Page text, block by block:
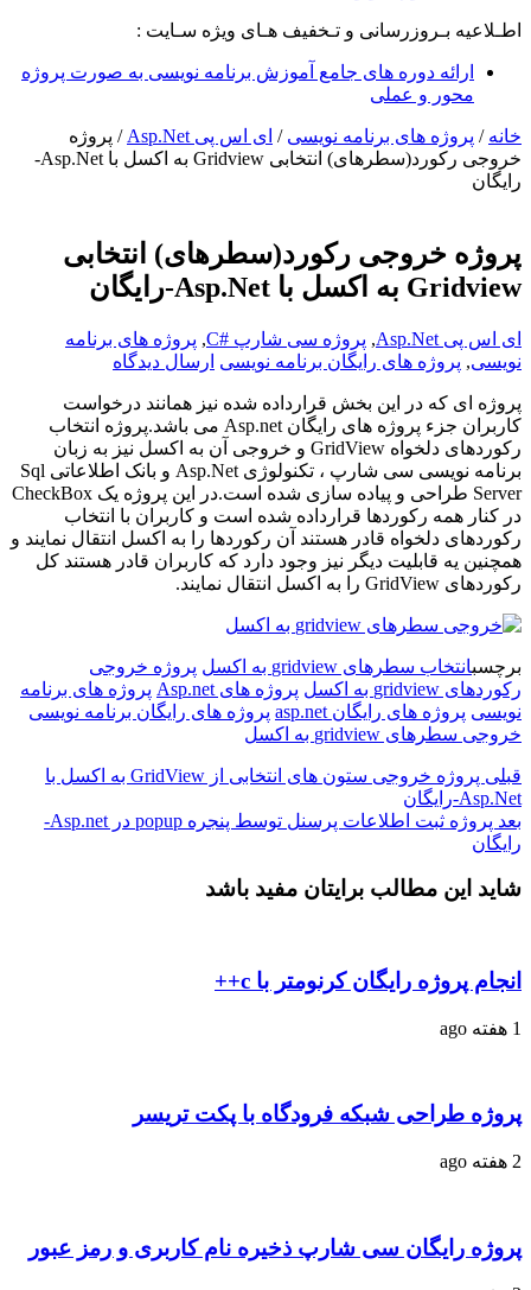
اطـلاعیه بـروزرسانی و تـخفیف هـای ویژه سـایت :
ارائه دوره های جامع آموزش برنامه نویسی به صورت پروژه
محور و عملی
خانه / پروژه های برنامه نویسی / ای اس پی Asp.Net / پروژه
خروجی رکورد(سطرهای) انتخابی Gridview به اکسل با Asp.Net-
رایگان
پروژه خروجی رکورد(سطرهای) انتخابی
Gridview به اکسل با Asp.Net-رایگان
ای اس پی Asp.Net , پروژه سی شارپ #C , پروژه های برنامه
نویسی, پروژه های رایگان برنامه نویسی ارسال دیدگاه
پروژه ای که در این بخش قرارداده شده نیز همانند درخواست
کاربران جزء پروژه های رایگان Asp.net می باشد.پروژه انتخاب
رکوردهای دلخواه GridView و خروجی آن به اکسل نیز به زبان
برنامه نویسی سی شارپ ، تکنولوژی Asp.Net و بانک اطلاعاتی Sql
Server طراحی و پیاده سازی شده است.در این پروژه یک CheckBox
در کنار همه رکوردها قرارداده شده است و کاربران با انتخاب
رکوردهای دلخواه قادر هستند آن رکوردها را به اکسل انتقال نمایند و
همچنین یه قابلیت دیگر نیز وجود دارد که کاربران قادر هستند کل
رکوردهای GridView را به اکسل انتقال نمایند.
برچسبانتخاب سطرهای gridview به اکسل
پروژه خروجی
رکوردهای gridview به اکسل
پروژه های Asp.net
پروژه های برنامه
نویسی پروژه های رایگان asp.net
پروژه های رایگان برنامه نویسی
خروجی سطرهای gridview به اکسل
قبلی
پروژه خروجی ستون های انتخابی از GridView به اکسل با
Asp.Net-رایگان
بعد
پروژه ثبت اطلاعات پرسنل توسط پنجره popup در Asp.net-
رایگان
شاید این مطالب برایتان مفید باشد
انجام پروژه رایگان کرنومتر با c++
1 هفته ago
پروژه طراحی شبکه فرودگاه با پکت تریسر
2 هفته ago
پروژه رایگان سی شارپ ذخیره نام کاربری و رمز عبور